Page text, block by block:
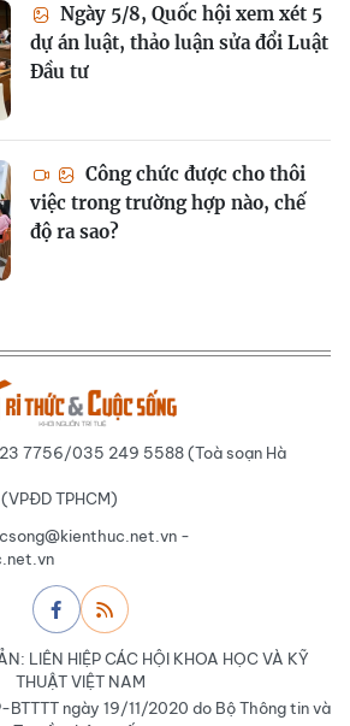
Ngày 5/8, Quốc hội xem xét 5
dự án luật, thảo luận sửa đổi Luật
Đầu tư
Công chức được cho thôi
việc trong trường hợp nào, chế
độ ra sao?
7756/035 249 5588 (Toà soạn Hà
TPHCM)
-
LIÊN HIỆP CÁC HỘI KHOA HỌC VÀ KỸ
THUẬT VIỆT NAM
ngày 19/11/2020 do Bộ Thông tin và